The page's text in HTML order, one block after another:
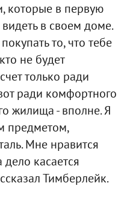
которые в первую
в своем доме.
то, что тебе
не будет
только ради
ради комфортного
жилища - вполне. Я
предметом,
Мне нравится
касается
Тимберлейк.